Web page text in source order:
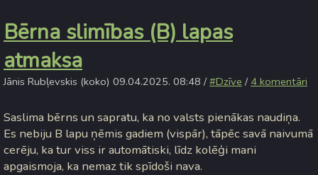
Bērna slimības (B) lapas
atmaksa
Jānis Rubļevskis (koko) 09.04.2025. 08:48 /#Dzīve / 4 komentāri
Saslima bērns un sapratu, ka no valsts pienākas naudiņa.
Es nebiju B lapu ņēmis gadiem (vispār), tāpēc savā naivumā
cerēju, ka tur viss ir automātiski, līdz kolēģi mani
apgaismoja, ka nemaz tik spīdoši nava.